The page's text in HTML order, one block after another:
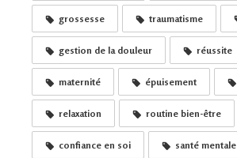
grossesse traumatisme
gestion de la douleur réussite
maternité épuisement
relaxation routine bien-être
confiance en soi santé mentale